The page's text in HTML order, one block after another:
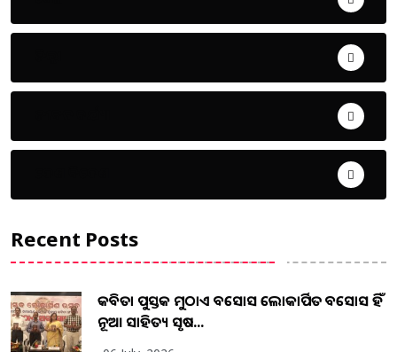
Recent Posts
କବିତା ପୁସ୍ତକ ମୁଠାଏ ଅବସୋସ ଲୋକାର୍ପିତ ଅବସୋସ ହିଁ
ନୂଆ ସାହିତ୍ୟ ସୃଷ...